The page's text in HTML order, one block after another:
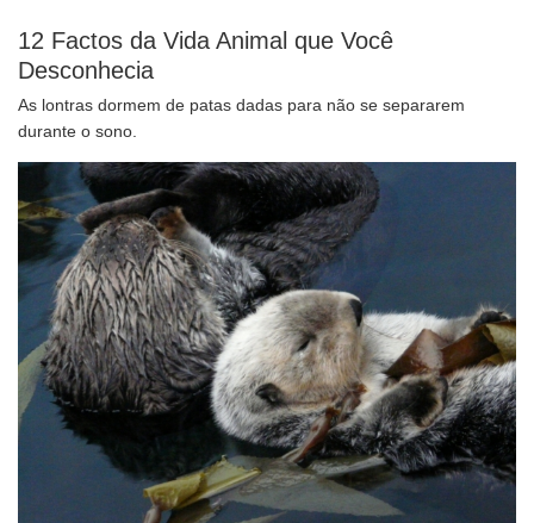
12 Factos da Vida Animal que Você
Desconhecia
As lontras dormem de patas dadas para não se separarem
durante o sono.